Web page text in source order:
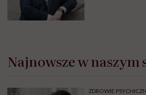
Najnowsze w naszym
ZDROWIE